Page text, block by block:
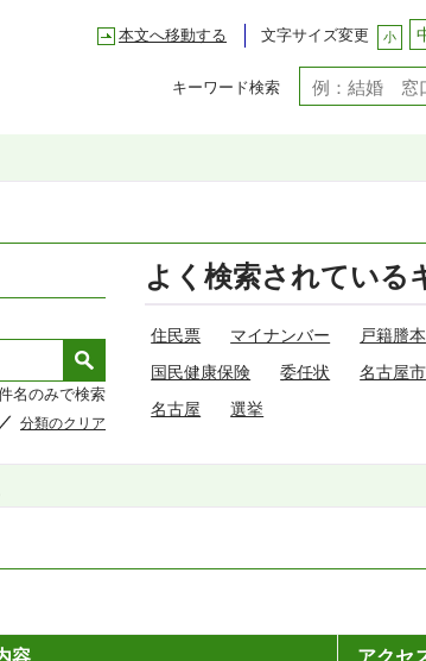
本文へ移動する 文字サイズ変更 小
キーワード検索
名のみで検索
分類のクリア
よく検索されている
住民票 マイナンバー 戸籍謄本
国民健康保険
委任状 名古屋市
名古屋
選挙